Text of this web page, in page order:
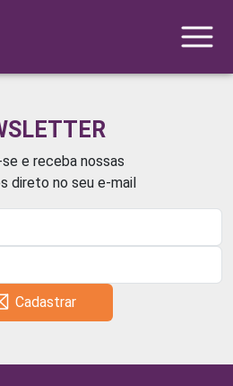
e receba nossas
direto no seu e-mail
Cadastrar